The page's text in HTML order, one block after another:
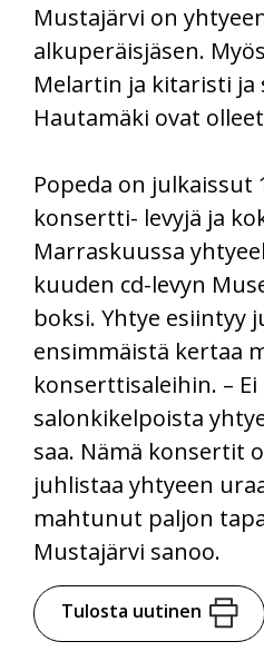
Mustajärvi on
alkuperäisjäsen.
Melartin ja kitaristi ja
Hautamäki ovat
Popeda on julkaissut
konsertti- levyjä ja
Marraskuussa
kuuden cd-levyn
boksi. Yhtye esiintyy
ensimmäistä kertaa
konserttisaleihin. –
salonkikelpoista
saa. Nämä konsertit
juhlistaa yhtyeen
mahtunut paljon
Mustajärvi sanoo.
Tulosta uutinen